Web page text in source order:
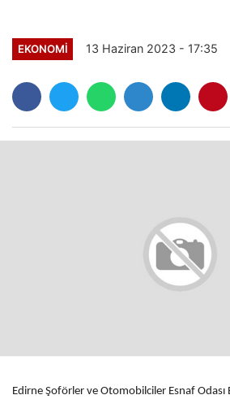
EKONOMİ 13 Haziran 2023 - 17:35
Edirne Şoförler ve Otomobilciler Esnaf Odası